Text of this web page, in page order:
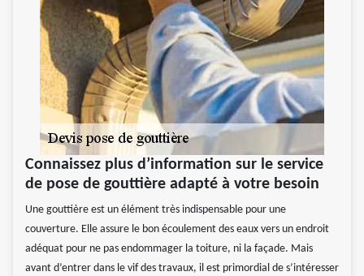
Connaissez plus d’information sur le service
de pose de gouttière adapté à votre besoin
Une gouttière est un élément très indispensable pour une
couverture. Elle assure le bon écoulement des eaux vers un endroit
adéquat pour ne pas endommager la toiture, ni la façade. Mais
avant d’entrer dans le vif des travaux, il est primordial de s’intéresser